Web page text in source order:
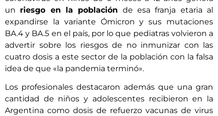
un riesgo en la población de esa franja etaria al
expandirse la variante Ómicron y sus mutaciones
BA.4 y BA.5 en el país, por lo que pediatras volvieron a
advertir sobre los riesgos de no inmunizar con las
cuatro dosis a este sector de la población con la falsa
idea de que «la pandemia terminó».
Los profesionales destacaron además que una gran
cantidad de niños y adolescentes recibieron en la
Argentina como dosis de refuerzo vacunas de virus